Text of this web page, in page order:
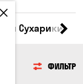
и Сухарики
ФИЛЬТР